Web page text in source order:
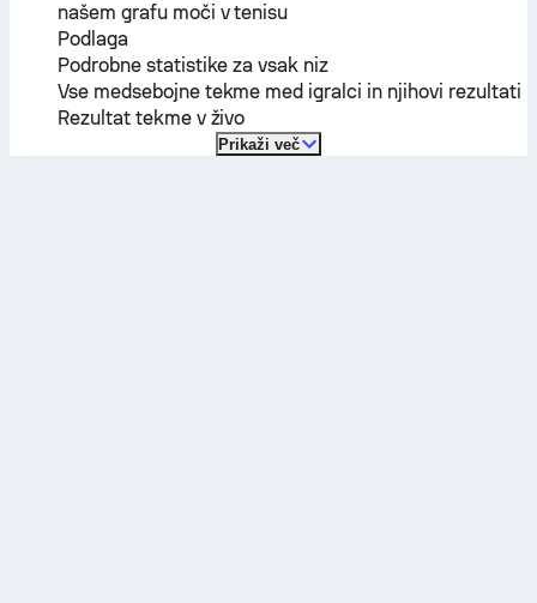
našem grafu moči v tenisu
Podlaga
Podrobne statistike za vsak niz
Vse medsebojne tekme med igralci in njihovi rezultati
Rezultat tekme v živo
Prikaži več